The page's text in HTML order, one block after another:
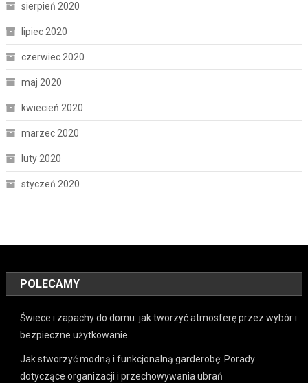
sierpień 2020
lipiec 2020
czerwiec 2020
maj 2020
kwiecień 2020
marzec 2020
luty 2020
styczeń 2020
POLECAMY
Świece i zapachy do domu: jak tworzyć atmosferę przez wybór i
bezpieczne użytkowanie
Jak stworzyć modną i funkcjonalną garderobę: Porady
dotyczące organizacji i przechowywania ubrań